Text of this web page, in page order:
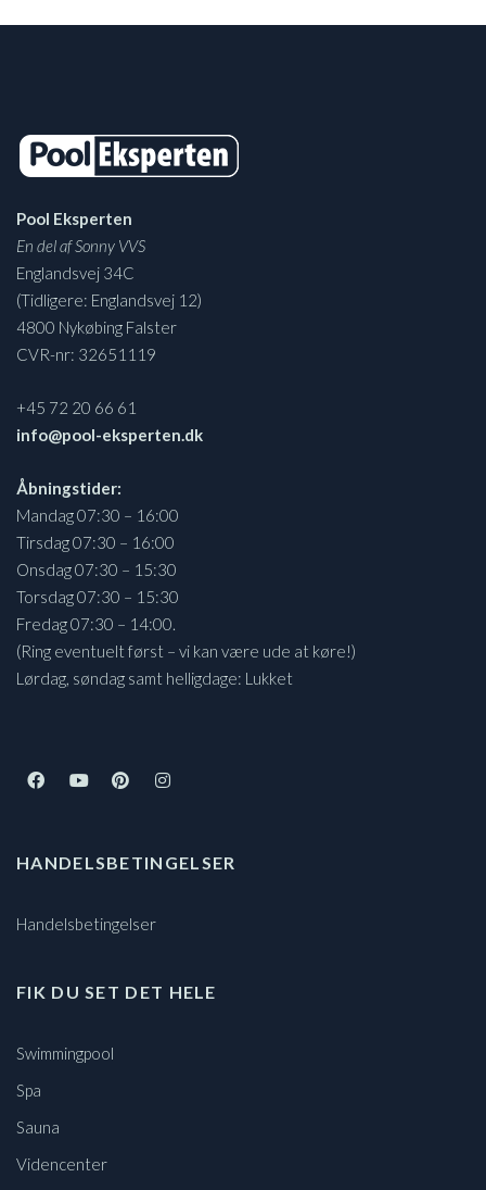
Pool Eksperten
En del af Sonny VVS
Englandsvej 34C
(Tidligere: Englandsvej 12)
4800 Nykøbing Falster
CVR-nr: 32651119
+45 72 20 66 61
info@pool-eksperten.dk
Åbningstider:
Mandag 07:30 – 16:00
Tirsdag 07:30 – 16:00
Onsdag 07:30 – 15:30
Torsdag 07:30 – 15:30
Fredag 07:30 – 14:00.
(Ring eventuelt først – vi kan være ude at køre!)
Lørdag, søndag samt helligdage: Lukket
HANDELSBETINGELSER
Handelsbetingelser
FIK DU SET DET HELE
Swimmingpool
Spa
Sauna
Videncenter